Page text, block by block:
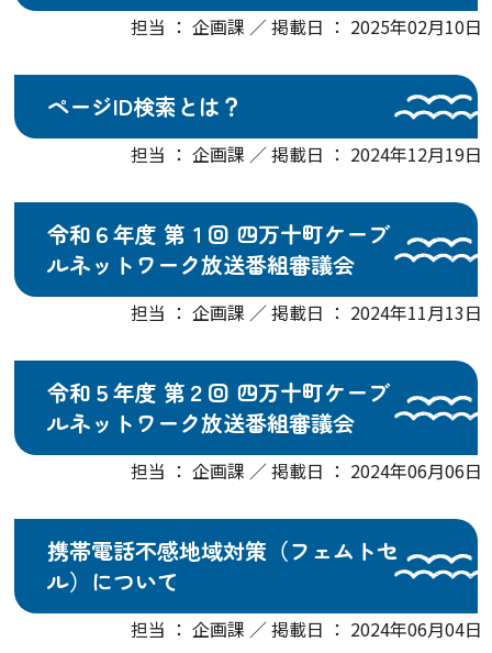
担当 ： 企画課 ／ 掲載日 ： 2025年02月10日
ページID検索とは？
担当 ： 企画課 ／ 掲載日 ： 2024年12月19日
令和６年度 第１回 四万十町ケーブ
ルネットワーク放送番組審議会
担当 ： 企画課 ／ 掲載日 ： 2024年11月13日
令和５年度 第２回 四万十町ケーブ
ルネットワーク放送番組審議会
担当 ： 企画課 ／ 掲載日 ： 2024年06月06日
携帯電話不感地域対策（フェムトセ
ル）について
担当 ： 企画課 ／ 掲載日 ： 2024年06月04日